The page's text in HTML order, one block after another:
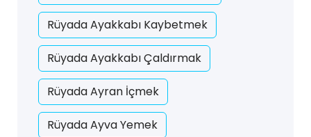
Rüyada Ayakkabı Kaybetmek
Rüyada Ayakkabı Çaldırmak
Rüyada Ayran İçmek
Rüyada Ayva Yemek